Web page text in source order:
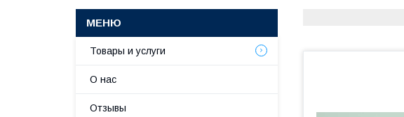
Товары и услуги
О нас
Отзывы